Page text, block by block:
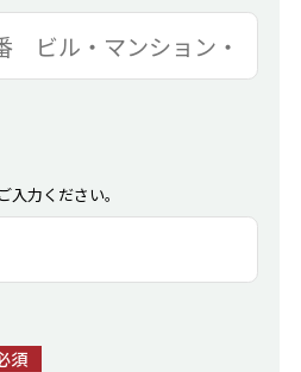
力ください。
須